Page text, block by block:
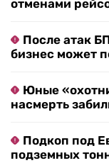
отменами
После атак
бизнес может
Юные
насмерть
Подкоп под
подземных